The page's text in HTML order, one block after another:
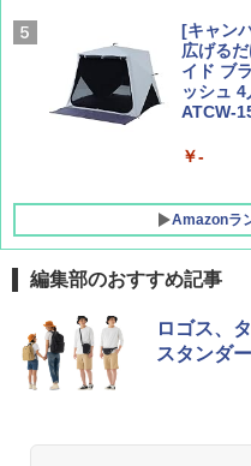
[キャン
広げる
イド ブ
ッシュ
ATCW-
￥-
Amazonラ
熊撃退ス
【日本
0ml（連
防災用品
編集部のおすすめ記事
ロゴス、
スタンダ